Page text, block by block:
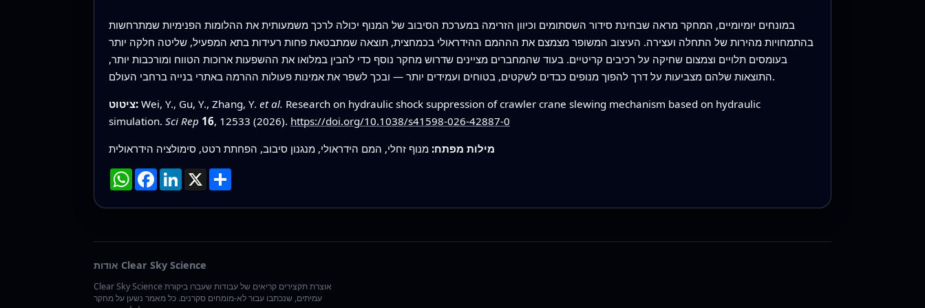
במונחים יומיומיים, המחקר מראה שבחינת סידור השסתומים וכיוון הזרימה במערכת הסיבוב של המנוף יכולה לרכך משמעותית את ההלומות הפנימיות שמתרחשות
בהתמחויות מהירות של התחלה ועצירה. העיצוב המשופר מצמצם את הההמם ההידראולי בכמחצית, תוצאה שמתבטאת פחות רעידות בתא המפעיל, שליטה חלקה יותר
בעומסים תלויים וצמצום שחיקה על רכיבים קריטיים. בעוד שהמחברים מציינים שדרוש מחקר נוסף כדי להבין במלואו את ההשפעות ארוכות הטווח ומורכבות יותר,
התוצאות שלהם מצביעות על דרך להפוך מנופים כבדים לשקטים, בטוחים ועמידים יותר — ובכך לשפר את אמינות פעולות ההרמה באתרי בנייה ברחבי העולם.
ציטוט: Wei, Y., Gu, Y., Zhang, Y. et al. Research on hydraulic shock suppression of crawler crane slewing mechanism based on hydraulic
simulation. Sci Rep 16, 12533 (2026). https://doi.org/10.1038/s41598-026-42887-0
מילות מפתח:מנוף זחלי, המם הידראולי, מנגנון סיבוב, הפחתת רטט, סימולציה הידראולית
WhatsApp
Facebook
LinkedIn
X שתף
אודות Clear Sky Science
Clear Sky Science אוצרת תקצירים קריאים של עבודות שעברו ביקורת
עמיתים, שנכתבו עבור לא-מומחים סקרנים. כל מאמר נשען על מחקר